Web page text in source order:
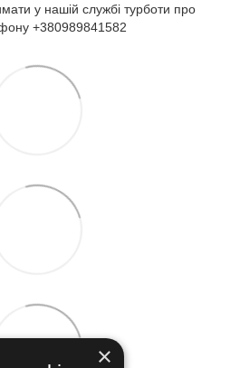
у нашій службі турботи про
+380989841582
×